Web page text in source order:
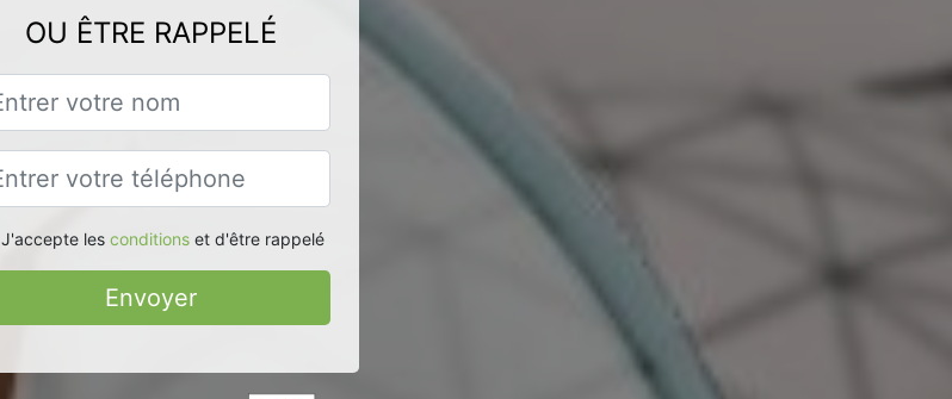
OU ÊTRE RAPPELÉ
J'accepte les conditionset d'être rappelé
Envoyer